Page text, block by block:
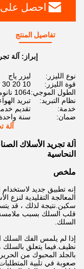
احصل
تفاصيل المنتج
إبراز: آلة
نوع الليزر:
ليزر ياج
قوة الليزر:
10 20 30 واط
الطول الموجي:1064 نانومتر
نظام التبريد:
تبريد
خدمة:
تقديم
ضمان:
سنة واحدة
آلة
آلة تجريد الأسلاك
النحاسية
ملخص
إنه تطبيق جديد
المعالجة التقليدية لنزع
سكين.نتيجة لذلك ، قد
قلب السلك بسبب
السلك.
إذا لم يلمس الفك السلك
نظيف.فيما يتعلق
بالجلد المحبوك من
صعوبة في تلبية